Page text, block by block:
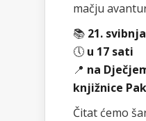
mačju
📚 21.
🕔 u 17 sati
📍 na
knjižnice
Čitat ćemo